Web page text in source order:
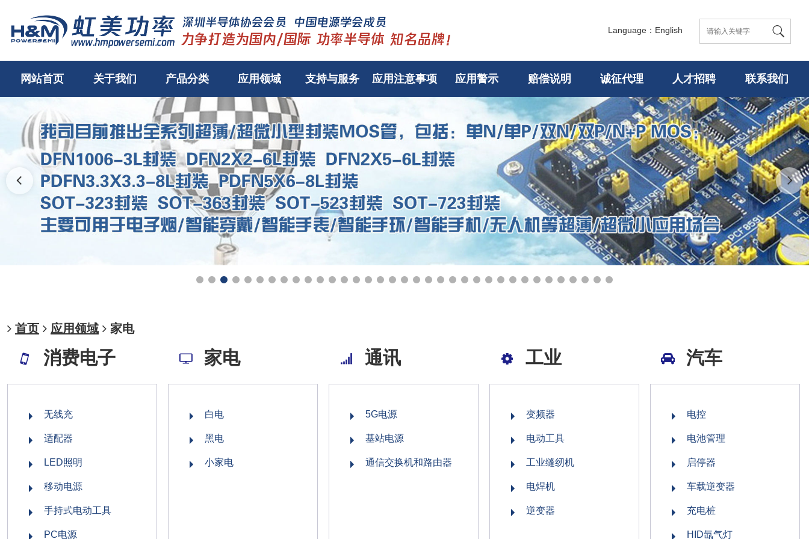
Language：English
网站首页 关于我们 产品分类 应用领域 支持与服务 应用注意事项 应用警示 赔偿说明 诚征代理 人才招聘 联系我们
首页 应用领域 家电
消费电子
无线充
适配器
LED照明
移动电源
手持式电动工具
PC电源
家电
白电
黑电
小家电
通讯
5G电源
基站电源
通信交换机和路由器
工业
变频器
电动工具
工业缝纫机
电焊机
逆变器
汽车
电控
电池管理
启停器
车载逆变器
充电桩
HID氙气灯